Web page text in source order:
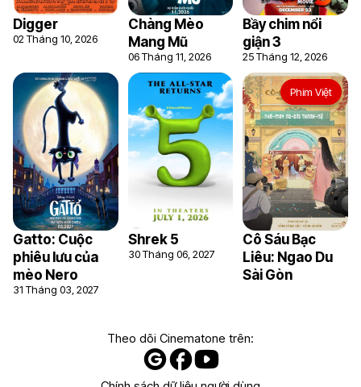
Digger
02 Tháng 10, 2026
Chàng Mèo
Mang Mũ
06 Tháng 11, 2026
Bầy chim nổi
giận 3
25 Tháng 12, 2026
Gatto: Cuộc
phiêu lưu của
mèo Nero
31 Tháng 03, 2027
Shrek 5
30 Tháng 06, 2027
Phim Việt
Cô Sáu Bạc
Liêu: Ngao Du
Sài Gòn
Theo dõi Cinematone trên: